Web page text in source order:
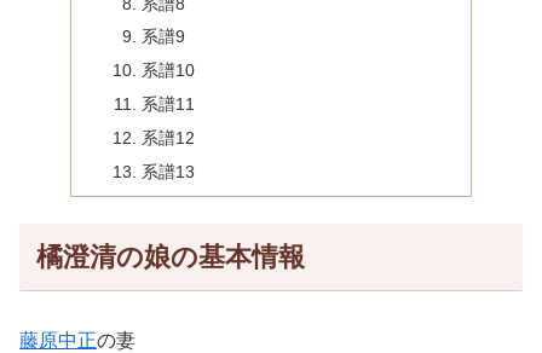
系譜9
系譜10
系譜11
系譜12
系譜13
橘澄清の娘の基本情報
藤原中正の妻